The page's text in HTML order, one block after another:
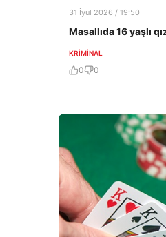
31 İyul 2026 / 19:50
Masallıda 16 yaşlı
KRIMINAL
0 0